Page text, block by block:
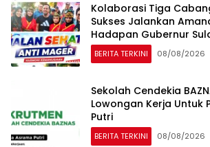
Kolaborasi Tiga
Sukses Jalankan
Hadapan Gubernur
BERITA TERKINI 08/08/2026
Sekolah Cendekia
Lowongan Kerja Untuk
Putri
BERITA TERKINI 08/08/2026